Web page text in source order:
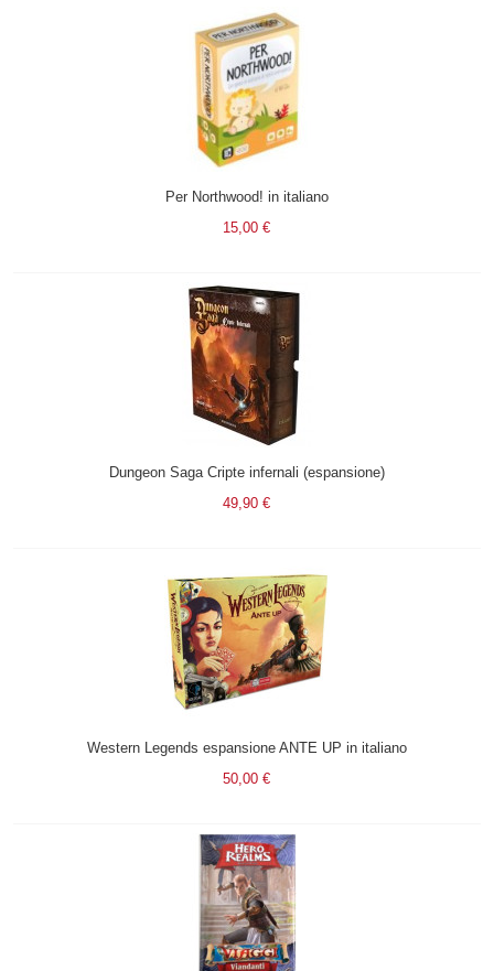
Per Northwood! in italiano
15,00 €
Dungeon Saga Cripte infernali (espansione)
49,90 €
Western Legends espansione ANTE UP in italiano
50,00 €